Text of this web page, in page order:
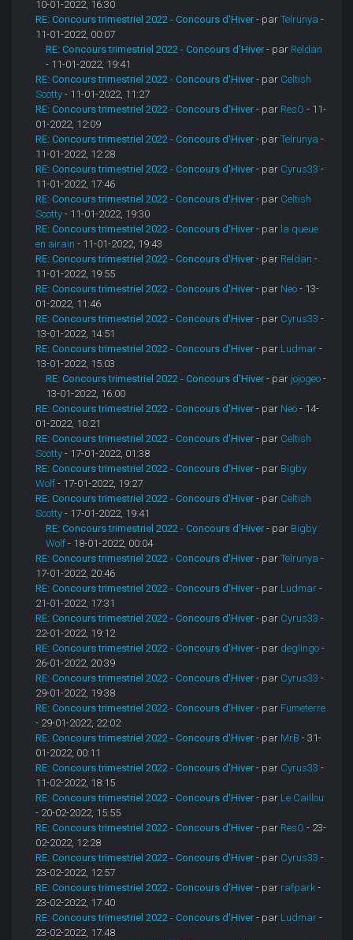
10-01-2022, 16:30
RE: Concours trimestriel 2022 - Concours d'Hiver - parTelrunya -
11-01-2022, 00:07
RE: Concours trimestriel 2022 - Concours d'Hiver - par Reldan
- 11-01-2022, 19:41
RE: Concours trimestriel 2022 - Concours d'Hiver - par Celtish
Scotty - 11-01-2022, 11:27
RE: Concours trimestriel 2022 - Concours d'Hiver - par ResO - 11-
01-2022, 12:09
RE: Concours trimestriel 2022 - Concours d'Hiver - parTelrunya -
11-01-2022, 12:28
RE: Concours trimestriel 2022 - Concours d'Hiver - par Cyrus33 -
11-01-2022, 17:46
RE: Concours trimestriel 2022 - Concours d'Hiver - par Celtish
Scotty - 11-01-2022, 19:30
RE: Concours trimestriel 2022 - Concours d'Hiver - par la queue
en airain - 11-01-2022, 19:43
RE: Concours trimestriel 2022 - Concours d'Hiver - par Reldan -
11-01-2022, 19:55
RE: Concours trimestriel 2022 - Concours d'Hiver - par Neo - 13-
01-2022, 11:46
RE: Concours trimestriel 2022 - Concours d'Hiver - par Cyrus33 -
13-01-2022, 14:51
RE: Concours trimestriel 2022 - Concours d'Hiver - par Ludmar -
13-01-2022, 15:03
RE: Concours trimestriel 2022 - Concours d'Hiver - par jojogeo -
13-01-2022, 16:00
RE: Concours trimestriel 2022 - Concours d'Hiver - par Neo - 14-
01-2022, 10:21
RE: Concours trimestriel 2022 - Concours d'Hiver - par Celtish
Scotty - 17-01-2022, 01:38
RE: Concours trimestriel 2022 - Concours d'Hiver - par Bigby
Wolf - 17-01-2022, 19:27
RE: Concours trimestriel 2022 - Concours d'Hiver - par Celtish
Scotty - 17-01-2022, 19:41
RE: Concours trimestriel 2022 - Concours d'Hiver - par Bigby
Wolf - 18-01-2022, 00:04
RE: Concours trimestriel 2022 - Concours d'Hiver - parTelrunya -
17-01-2022, 20:46
RE: Concours trimestriel 2022 - Concours d'Hiver - par Ludmar -
21-01-2022, 17:31
RE: Concours trimestriel 2022 - Concours d'Hiver - par Cyrus33 -
22-01-2022, 19:12
RE: Concours trimestriel 2022 - Concours d'Hiver - par deglingo -
26-01-2022, 20:39
RE: Concours trimestriel 2022 - Concours d'Hiver - par Cyrus33 -
29-01-2022, 19:38
RE: Concours trimestriel 2022 - Concours d'Hiver - par Fumeterre
- 29-01-2022, 22:02
RE: Concours trimestriel 2022 - Concours d'Hiver - par MrB - 31-
01-2022, 00:11
RE: Concours trimestriel 2022 - Concours d'Hiver - par Cyrus33 -
11-02-2022, 18:15
RE: Concours trimestriel 2022 - Concours d'Hiver - par Le Caillou
- 20-02-2022, 15:55
RE: Concours trimestriel 2022 - Concours d'Hiver - par ResO - 23-
02-2022, 12:28
RE: Concours trimestriel 2022 - Concours d'Hiver - par Cyrus33 -
23-02-2022, 12:57
RE: Concours trimestriel 2022 - Concours d'Hiver - par rafpark -
23-02-2022, 17:40
RE: Concours trimestriel 2022 - Concours d'Hiver - par Ludmar -
23-02-2022, 17:48